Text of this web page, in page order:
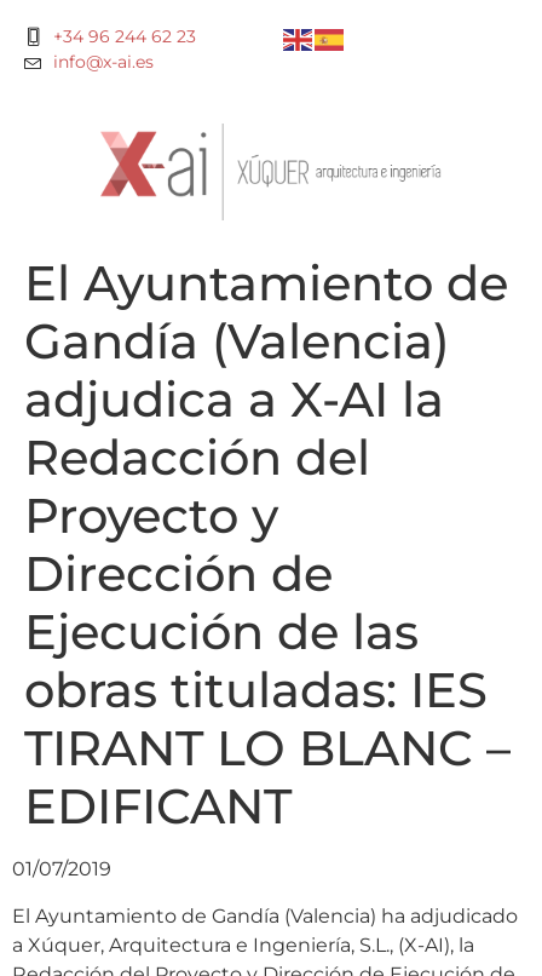
+34 96 244 62 23
info@x-ai.es
El Ayuntamiento de
Gandía (Valencia)
adjudica a X-AI la
Redacción del
Proyecto y
Dirección de
Ejecución de las
obras tituladas: IES
TIRANT LO BLANC –
EDIFICANT
01/07/2019
El Ayuntamiento de Gandía (Valencia) ha adjudicado
a Xúquer, Arquitectura e Ingeniería, S.L., (X-AI), la